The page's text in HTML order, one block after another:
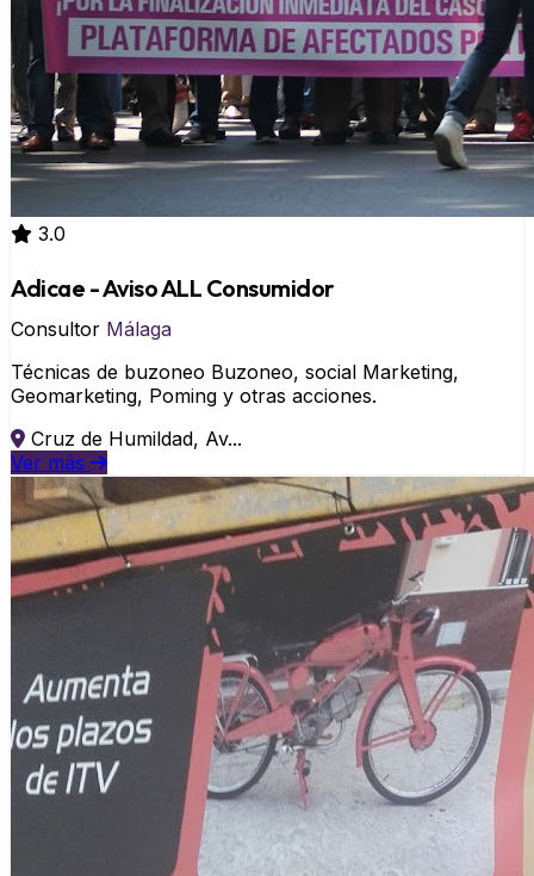
3.0
Adicae - Aviso ALL Consumidor
Consultor Málaga
Técnicas de buzoneo Buzoneo, social Marketing,
Geomarketing, Poming y otras acciones.
Cruz de Humildad, Av...
Ver más